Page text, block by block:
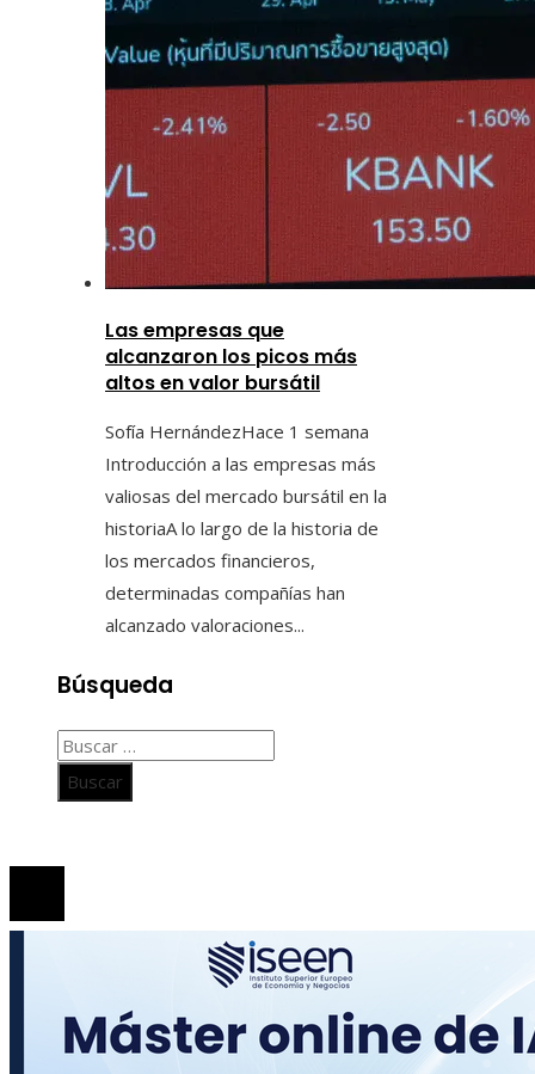
Las empresas que
alcanzaron los picos más
altos en valor bursátil
Sofía HernándezHace 1 semana
Introducción a las empresas más
valiosas del mercado bursátil en la
historiaA lo largo de la historia de
los mercados financieros,
determinadas compañías han
alcanzado valoraciones...
Búsqueda
Buscar: